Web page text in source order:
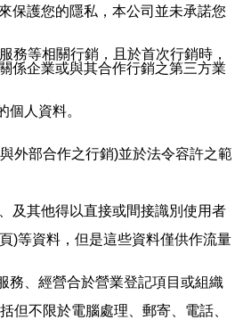
保護您的隱私，本公司並未承諾您
務等相關行銷，且於首次行銷時，
係企業或與其合作行銷之第三方業
人資料。
外部合作之行銷)並於法令容許之範
及其他得以直接或間接識別使用者
)等資料，但是這些資料僅供作流量
務、經營合於營業登記項目或組織
但不限於電腦處理、郵寄、電話、